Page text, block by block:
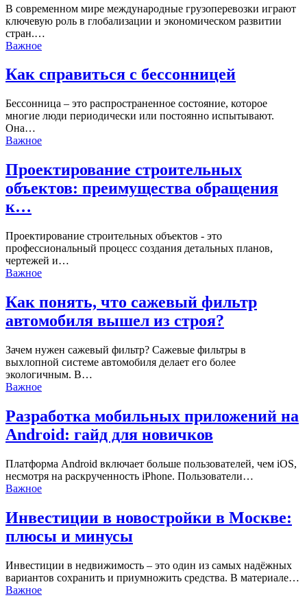
В современном мире международные грузоперевозки играют
ключевую роль в глобализации и экономическом развитии
стран.…
Важное
Как справиться с бессонницей
Бессонница – это распространенное состояние, которое
многие люди периодически или постоянно испытывают.
Она…
Важное
Проектирование строительных
объектов: преимущества обращения
к…
Проектирование строительных объектов - это
профессиональный процесс создания детальных планов,
чертежей и…
Важное
Как понять, что сажевый фильтр
автомобиля вышел из строя?
Зачем нужен сажевый фильтр? Сажевые фильтры в
выхлопной системе автомобиля делает его более
экологичным. В…
Важное
Разработка мобильных приложений на
Android: гайд для новичков
Платформа Android включает больше пользователей, чем iOS,
несмотря на раскрученность iPhone. Пользователи…
Важное
Инвестиции в новостройки в Москве:
плюсы и минусы
Инвестиции в недвижимость – это один из самых надёжных
вариантов сохранить и приумножить средства. В материале…
Важное